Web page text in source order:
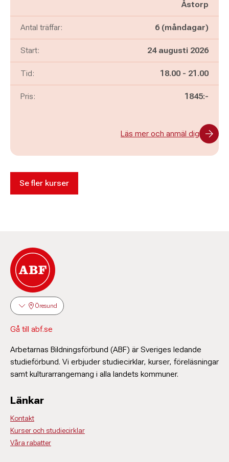
Åstorp
Antal träffar: 6 (måndagar)
Start: 24 augusti 2026
Tid: Pågår mellan
18.00 - och
21.00
Pris: 1845:-
Läs mer och anmäl dig
Se fler kurser
Öresund
Gå till abf.se
Arbetarnas Bildningsförbund (ABF) är Sveriges ledande
studieförbund. Vi erbjuder studiecirklar, kurser, föreläsningar
samt kulturarrangemang i alla landets kommuner.
Länkar
Kontakt
Kurser och studiecirklar
Våra rabatter